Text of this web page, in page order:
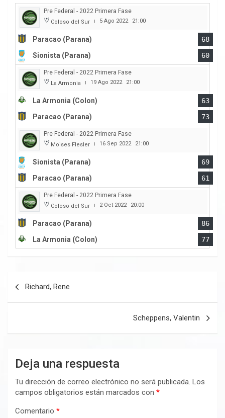
Pre Federal - 2022 Primera Fase
Coloso del Sur | 5 Ago 2022 21:00
Paracao (Parana)
68
Sionista (Parana)
60
Pre Federal - 2022 Primera Fase
La Armonia | 19 Ago 2022 21:00
La Armonia (Colon)
63
Paracao (Parana)
73
Pre Federal - 2022 Primera Fase
Moises Flesler | 16 Sep 2022 21:00
Sionista (Parana)
69
Paracao (Parana)
61
Pre Federal - 2022 Primera Fase
Coloso del Sur | 2 Oct 2022 20:00
Paracao (Parana)
86
La Armonia (Colon)
77
Richard, Rene
Scheppens, Valentin
Deja una respuesta
Tu dirección de correo electrónico no será publicada. Los
campos obligatorios están marcados con *
Comentario *